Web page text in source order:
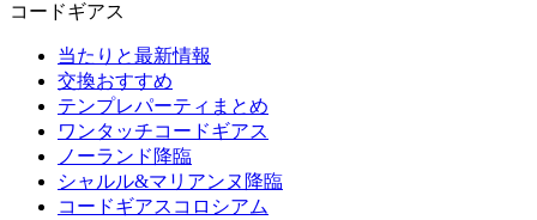
コードギアス
当たりと最新情報
交換おすすめ
テンプレパーティまとめ
ワンタッチコードギアス
ノーランド降臨
シャルル&マリアンヌ降臨
コードギアスコロシアム